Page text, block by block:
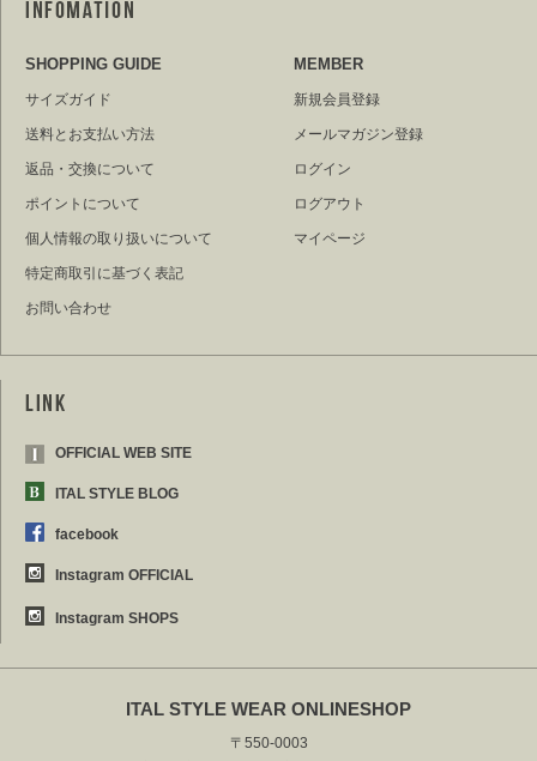
SHOPPING GUIDE
サイズガイド
送料とお支払い方法
返品・交換について
ポイントについて
個人情報の取り扱いについて
特定商取引に基づく表記
お問い合わせ
MEMBER
新規会員登録
メールマガジン登録
ログイン
ログアウト
マイページ
OFFICIAL WEB SITE
ITAL STYLE BLOG
facebook
Instagram OFFICIAL
Instagram SHOPS
ITAL STYLE WEAR ONLINESHOP
〒550-0003